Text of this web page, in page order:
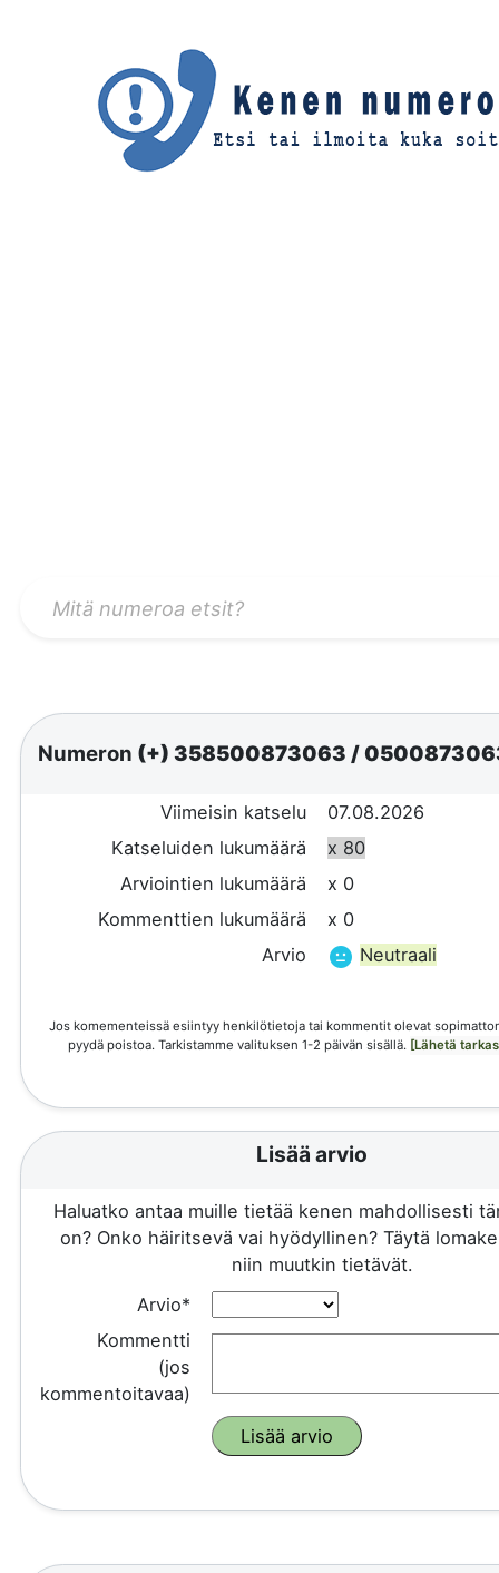
Numeron (+) 358500873063/
Viimeisin katselu
07.08.2026
Katseluiden lukumäärä
x 80
Arviointien lukumäärä
x 0
Kommenttien lukumäärä
x 0
Arvio
Neutraali
Jos komementeissä esiintyy henkilötietoja tai kommentit olevat
pyydä poistoa. Tarkistamme valituksen 1-2 päivän sisällä. [Lähetä
Lisää arvio
Haluatko antaa muille tietää kenen mahdollisesti
on? Onko häiritsevä vai hyödyllinen? Täytä
niin muutkin tietävät.
Arvio*
Kommentti
(jos
kommentoitavaa)